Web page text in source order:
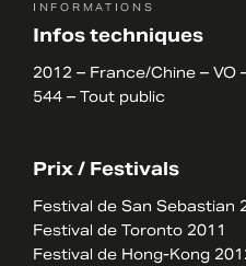
INFORMATIONS
Infos techniques
2012 – France/Chine – VO
544 – Tout public
Prix / Festivals
Festival de San Sebastian
Festival de Toronto 2011
Festival de Hong-Kong